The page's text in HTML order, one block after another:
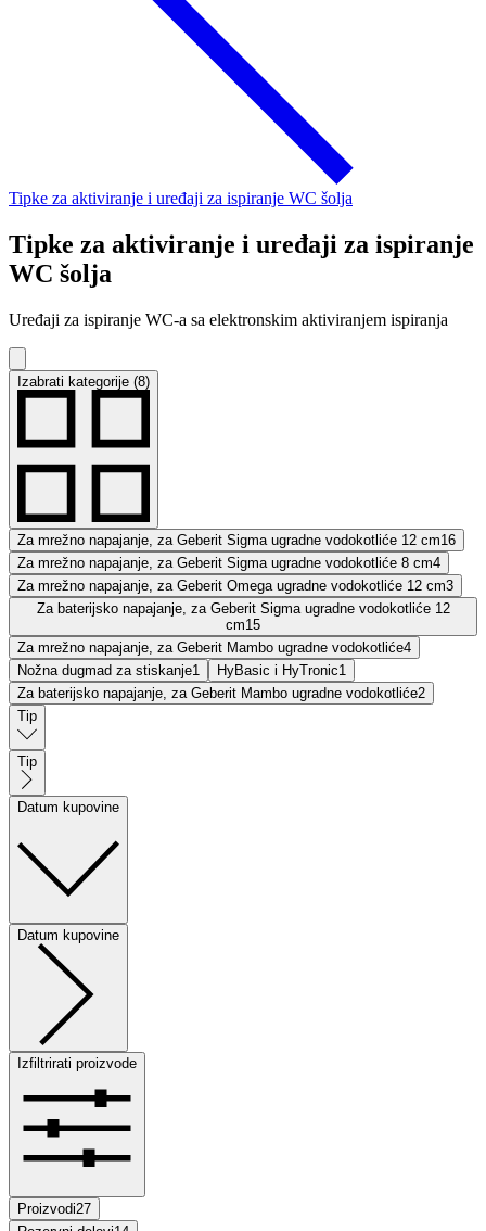
Tipke za aktiviranje i uređaji za ispiranje WC šolja
Tipke za aktiviranje i uređaji za ispiranje
WC šolja
Uređaji za ispiranje WC-a sa elektronskim aktiviranjem ispiranja
Izabrati kategorije (8)
Za mrežno napajanje, za Geberit Sigma ugradne vodokotliće 12 cm16
Za mrežno napajanje, za Geberit Sigma ugradne vodokotliće 8 cm4
Za mrežno napajanje, za Geberit Omega ugradne vodokotliće 12 cm3
Za baterijsko napajanje, za Geberit Sigma ugradne vodokotliće 12
cm15
Za mrežno napajanje, za Geberit Mambo ugradne vodokotliće4
Nožna dugmad za stiskanje1 HyBasic i HyTronic1
Za baterijsko napajanje, za Geberit Mambo ugradne vodokotliće2
Tip
Tip
Datum kupovine
Datum kupovine
Izfiltrirati proizvode
Proizvodi27